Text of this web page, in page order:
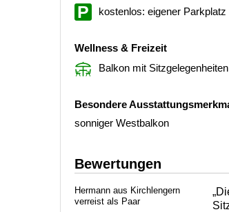
kostenlos: eigener
Wellness & Freizeit
Balkon mit Sitzgelegenheiten
Besondere
sonniger Westbalkon
Bewertungen
Hermann aus Kirchlengern
verreist als Paar